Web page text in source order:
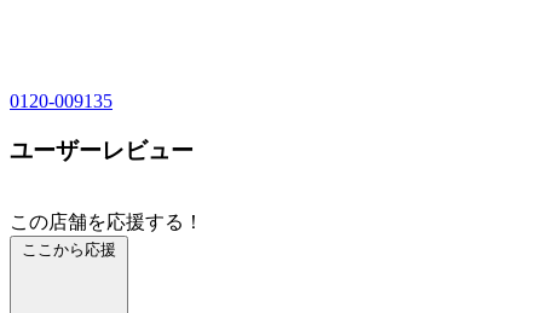
0120-009135
ユーザーレビュー
この店舗を応援する！
ここから応援